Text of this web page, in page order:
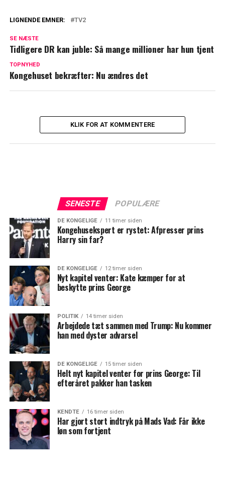
plan: Ville møde Peter Mygind
muldvarp: "Hun er færdig"
LIGNENDE EMNER: TV2
SE NÆSTE
Tidligere DR kan juble: Så mange millioner har hun tjent
TOPNYHED
Kongehuset bekræfter: Nu ændres det
KLIK FOR AT KOMMENTERE
SENESTE POPULÆRE
DE KONGELIGE 11 timer siden
Kongehusekspert er rystet: Afpresser prins
Harry sin far?
DE KONGELIGE 12 timer siden
Nyt kapitel venter: Kate kæmper for at
beskytte prins George
POLITIK 14 timer siden
Arbejdede tæt sammen med Trump: Nu kommer
han med dyster advarsel
DE KONGELIGE 15 timer siden
Helt nyt kapitel venter for prins George: Til
efteråret pakker han tasken
KENDTE 16 timer siden
Har gjort stort indtryk på Mads Vad: Får ikke
løn som fortjent